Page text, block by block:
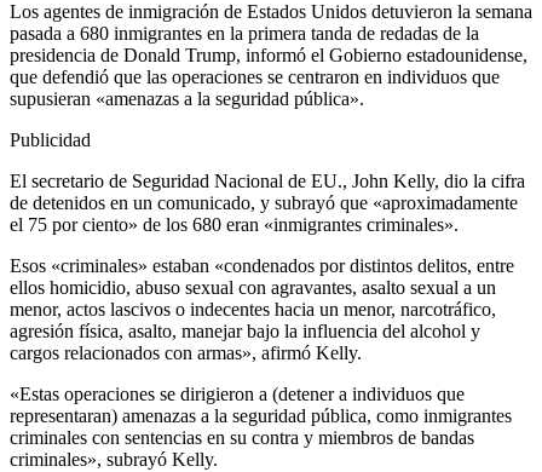
Los agentes de inmigración de Estados Unidos detuvieron la semana
pasada a 680 inmigrantes en la primera tanda de redadas de la
presidencia de Donald Trump, informó el Gobierno estadounidense,
que defendió que las operaciones se centraron en individuos que
supusieran «amenazas a la seguridad pública».
Publicidad
El secretario de Seguridad Nacional de EU., John Kelly, dio la cifra
de detenidos en un comunicado, y subrayó que «aproximadamente
el 75 por ciento» de los 680 eran «inmigrantes criminales».
Esos «criminales» estaban «condenados por distintos delitos, entre
ellos homicidio, abuso sexual con agravantes, asalto sexual a un
menor, actos lascivos o indecentes hacia un menor, narcotráfico,
agresión física, asalto, manejar bajo la influencia del alcohol y
cargos relacionados con armas», afirmó Kelly.
«Estas operaciones se dirigieron a (detener a individuos que
representaran) amenazas a la seguridad pública, como inmigrantes
criminales con sentencias en su contra y miembros de bandas
criminales», subrayó Kelly.